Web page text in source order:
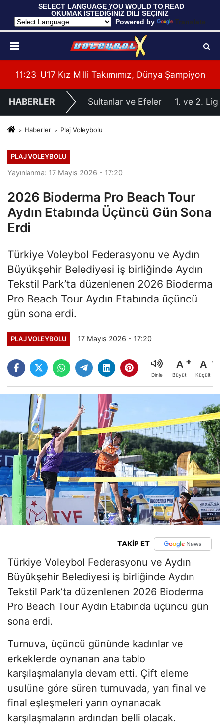
SELECT LANGUAGE YOU WOULD TO READ
OKUMAK İSTEDİĞİNİZ DİLİ SEÇİNİZ
Powered by
Translate
Galibiyetle Başladı
11:21 2026 Akdeniz Oyunları'ndaki Rakiplerimiz
HABERLER Sultanlar ve Efeler 1. ve 2. Lig
Haberler Plaj Voleybolu
PLAJ VOLEYBOLU
Yayınlanma: 17 Mayıs 2026 - 17:20
2026 Bioderma Pro Beach Tour
Aydın Etabında Üçüncü Gün Sona
Erdi
Türkiye Voleybol Federasyonu ve Aydın
Büyükşehir Belediyesi iş birliğinde Aydın
Tekstil Park’ta düzenlenen 2026 Bioderma
Pro Beach Tour Aydın Etabında üçüncü
gün sona erdi.
PLAJ VOLEYBOLU 17 Mayıs 2026 - 17:20
Dinle
A
Büyüt
A
Küçült
TAKİP ET
Türkiye Voleybol Federasyonu ve Aydın
Büyükşehir Belediyesi iş birliğinde Aydın
Tekstil Park’ta düzenlenen 2026 Bioderma
Pro Beach Tour Aydın Etabında üçüncü gün
sona erdi.
Turnuva, üçüncü gününde kadınlar ve
erkeklerde oynanan ana tablo
karşılaşmalarıyla devam etti. Çift eleme
usulüne göre süren turnuvada, yarı final ve
final eşleşmeleri yarın oynanacak
karşılaşmaların ardından belli olacak.